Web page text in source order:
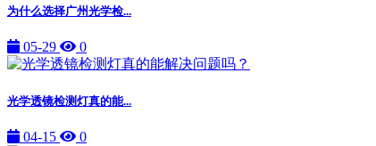
为什么选择广州光学检...
05-29 0
光学透镜检测灯真的能...
04-15 0